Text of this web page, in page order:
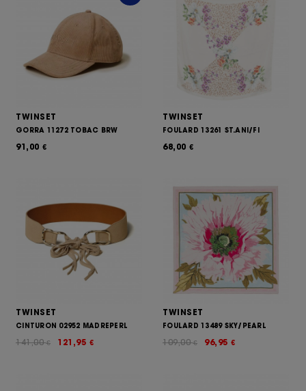
TWINSET
GORRA 11272 TOBAC BRW
91,00 €
TWINSET
FOULARD 13261 ST.ANI/FI
68,00 €
TWINSET
CINTURON 02952 MADREPERL
121,95 €
141,00€
TWINSET
FOULARD 13489 SKY/PEARL
96,95 €
109,00€